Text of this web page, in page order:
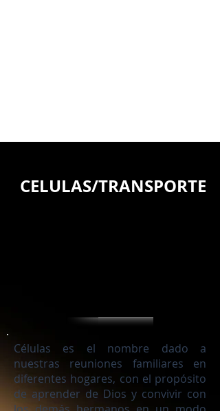
CELULAS/TRANSPORTE
Células es el nombre dado a
nuestras reuniones familiares en
diferentes hogares, con el propósito
de aprender de Dios y convivir con